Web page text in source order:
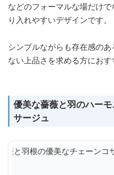
などのフォーマルな場だけ
り入れやすいデザインです。
シンプルながらも存在感の
ない上品さを求める方におす
優美な薔薇と羽のハー
サージュ